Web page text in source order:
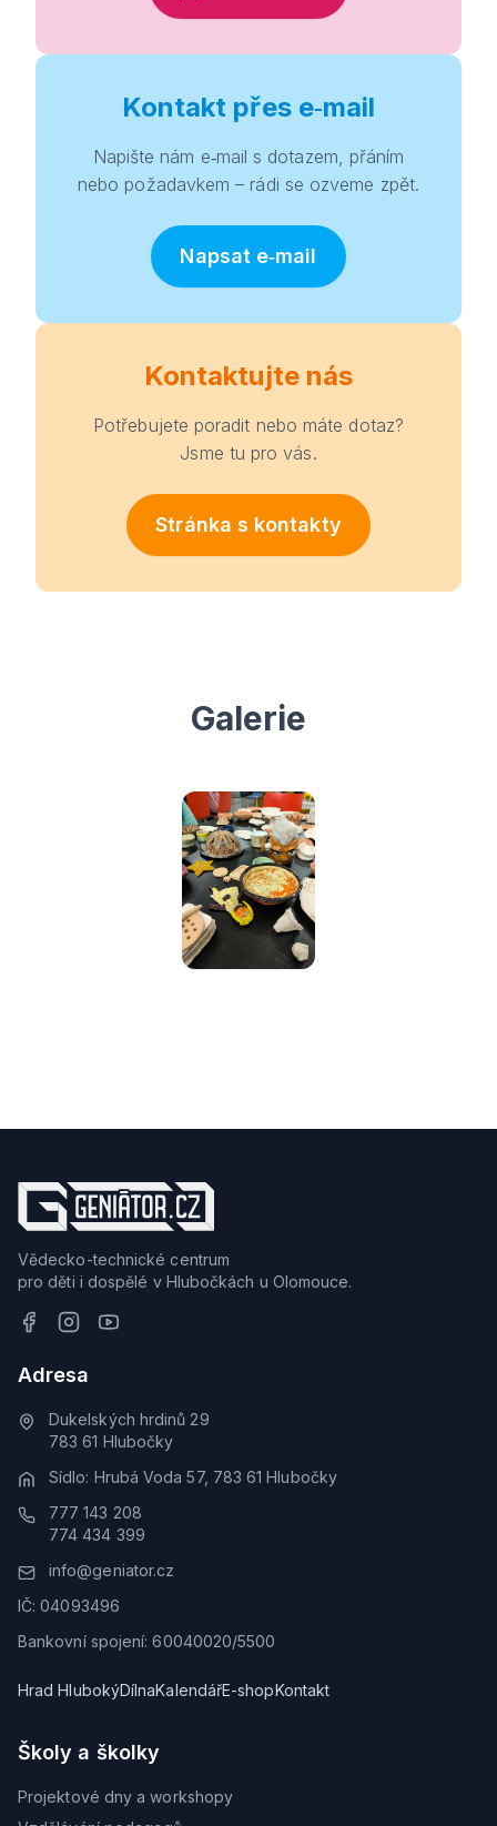
Kontakt přes e‑mail
Napište nám e‑mail s dotazem, přáním
nebo požadavkem – rádi se ozveme zpět.
Napsat e‑mail
Kontaktujte nás
Potřebujete poradit nebo máte dotaz?
Jsme tu pro vás.
Stránka s kontakty
Galerie
Vědecko-technické centrum
pro děti i dospělé v Hlubočkách u Olomouce.
Adresa
Dukelských hrdinů 29
783 61 Hlubočky
Sídlo: Hrubá Voda 57, 783 61 Hlubočky
777 143 208
774 434 399
info@geniator.cz
IČ: 04093496
Bankovní spojení: 60040020/5500
Hrad HlubokýDílnaKalendářE-shopKontakt
Školy a školky
Projektové dny a workshopy